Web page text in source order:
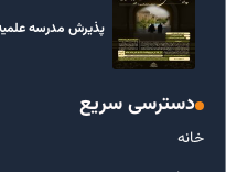
پذیرش مدرسه
دسترسی سریع
خانه